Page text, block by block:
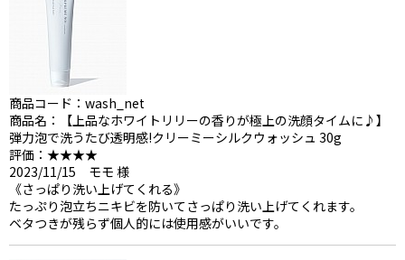
商品コード：wash_net
商品名：【上品なホワイトリリーの香りが極上の洗顔タイムに♪】
弾力泡で洗うたび透明感!クリーミーシルクウォッシュ 30g
評価：★★★★
2023/11/15 モモ 様
《さっぱり洗い上げてくれる》
たっぷり泡立ちニキビを防いてさっぱり洗い上げてくれます。
ベタつきが残らず個人的には使用感がいいです。